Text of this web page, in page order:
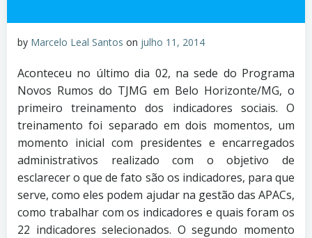
by Marcelo Leal Santos on julho 11, 2014
Aconteceu no último dia 02, na sede do Programa
Novos Rumos do TJMG em Belo Horizonte/MG, o
primeiro treinamento dos indicadores sociais. O
treinamento foi separado em dois momentos, um
momento inicial com presidentes e encarregados
administrativos realizado com o objetivo de
esclarecer o que de fato são os indicadores, para que
serve, como eles podem ajudar na gestão das APACs,
como trabalhar com os indicadores e quais foram os
22 indicadores selecionados. O segundo momento